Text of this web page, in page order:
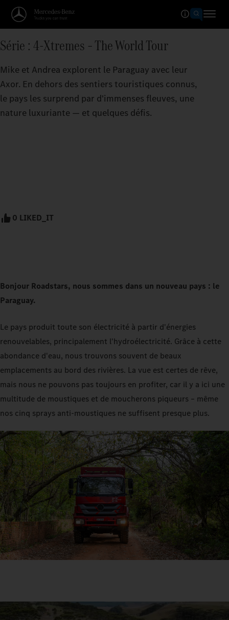
Série : 4-Xtremes – The World Tour
Mike et Andrea explorent le Paraguay avec leur
Axor. En dehors des sentiers touristiques connus,
le pays les surprend par d'immenses fleuves, une
nature luxuriante — et quelques défis.
0 LIKED_IT
Bonjour Roadstars, nous sommes dans un nouveau pays : le
Paraguay.
Le pays produit toute son électricité à partir d'énergies
renouvelables, principalement l'hydroélectricité. Grâce à cette
abondance d'eau, nous trouvons souvent de beaux
emplacements au bord des rivières. La vue est certes de rêve,
mais nous ne pouvons pas toujours en profiter, car il y a ici une
multitude de moustiques et de moucherons piqueurs – même
nos cinq sprays anti-moustiques ne suffisent presque plus.